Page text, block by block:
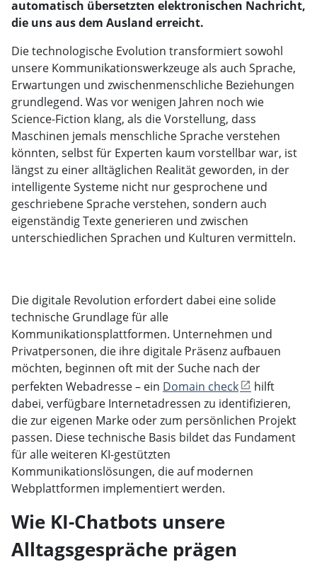
automatisch übersetzten elektronischen Nachricht,
die uns aus dem Ausland erreicht.
Die technologische Evolution transformiert sowohl
unsere Kommunikationswerkzeuge als auch Sprache,
Erwartungen und zwischenmenschliche Beziehungen
grundlegend. Was vor wenigen Jahren noch wie
Science-Fiction klang, als die Vorstellung, dass
Maschinen jemals menschliche Sprache verstehen
könnten, selbst für Experten kaum vorstellbar war, ist
längst zu einer alltäglichen Realität geworden, in der
intelligente Systeme nicht nur gesprochene und
geschriebene Sprache verstehen, sondern auch
eigenständig Texte generieren und zwischen
unterschiedlichen Sprachen und Kulturen vermitteln.
Die digitale Revolution erfordert dabei eine solide
technische Grundlage für alle
Kommunikationsplattformen. Unternehmen und
Privatpersonen, die ihre digitale Präsenz aufbauen
möchten, beginnen oft mit der Suche nach der
perfekten Webadresse – ein Domain check
hilft
dabei, verfügbare Internetadressen zu identifizieren,
die zur eigenen Marke oder zum persönlichen Projekt
passen. Diese technische Basis bildet das Fundament
für alle weiteren KI-gestützten
Kommunikationslösungen, die auf modernen
Webplattformen implementiert werden.
Wie KI-Chatbots unsere
Alltagsgespräche prägen